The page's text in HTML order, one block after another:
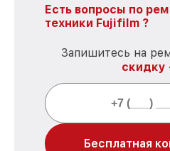
Есть вопросы по
техники Fujifilm ?
Запишитесь на
скидку
Бесплатная